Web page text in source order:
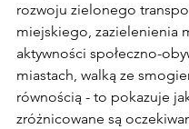
rozwoju zielonego
miejskiego, zazielenienia
aktywności społeczno-
miastach, walką ze
równością - to pokazuje
zróżnicowane są